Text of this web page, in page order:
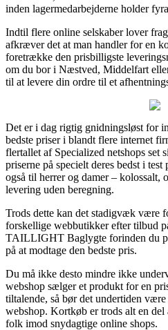
inden lagermedarbejderne holder
Indtil flere online selskaber lover
afkræver det at man handler for en
foretrække den prisbilligste
om du bor i Næstved, Middelfart
til at levere din ordre til et
Det er i dag rigtig gnidningsløst for
bedste priser i blandt flere internet
flertallet af Specialized netshops set
priserne på specielt deres bedst i
også til herrer og damer – kolossalt,
levering uden beregning.
Trods dette kan det stadigvæk være
forskellige webbutikker efter tilbud
TAILLIGHT Baglygte forinden du
på at modtage den bedste pris.
Du må ikke desto mindre ikke
webshop sælger et produkt for en
tiltalende, så bør det undertiden
webshop. Kortkøb er trods alt en
folk imod snydagtige online shops.